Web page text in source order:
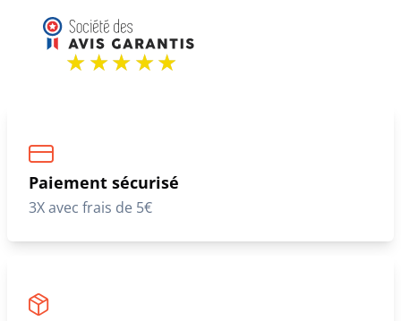
Paiement sécurisé
3X avec frais de 5€